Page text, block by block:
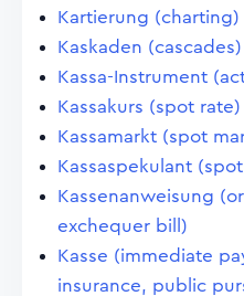
Kartierung (charting)
Kaskaden (cascades)
Kassa-Instrument
Kassakurs (spot rate)
Kassamarkt (spot
Kassaspekulant
Kassenanweisung
exchequer bill)
Kasse (immediate
insurance, public